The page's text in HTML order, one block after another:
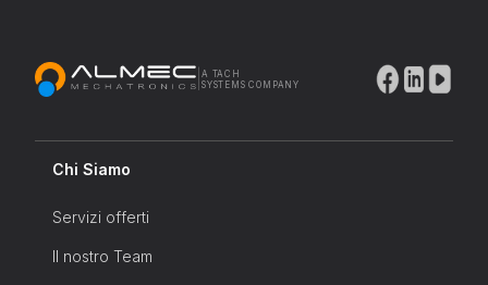
Grazie per la tua iscrizione
Controlla la tua casella di posta per non
perderti le ultime novità sui nostri
A TACH
SYSTEMS COMPANY
Chi Siamo
Servizi offerti
Il nostro Team